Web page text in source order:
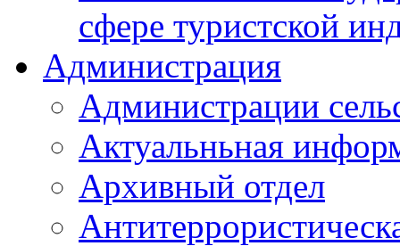
сфере туристской
Администрация
Администрации
Актуальньная
Архивный отдел